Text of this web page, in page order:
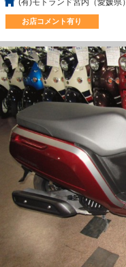
(有)モトランド宮内（愛媛県）
お店コメント有り